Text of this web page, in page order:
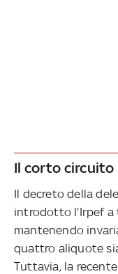
Il corto
Il decreto della
introdotto l’Irpef
mantenendo
quattro aliquote
Tuttavia, la